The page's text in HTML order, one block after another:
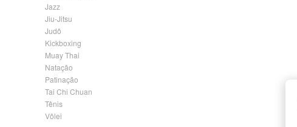
Jazz
Jiu-Jitsu
Judô
Kickboxing
Muay Thai
Natação
Patinação
Tai Chi Chuan
Tênis
Vôlei